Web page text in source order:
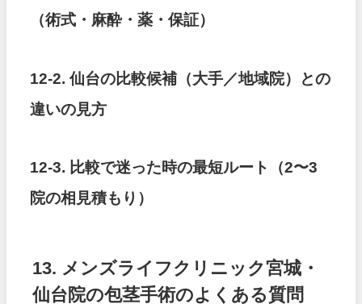
（術式・麻酔・薬・保証）
12-2. 仙台の比較候補（大手／地域院）との
違いの見方
12-3. 比較で迷った時の最短ルート（2〜3
院の相見積もり）
13. メンズライフクリニック宮城・
仙台院の包茎手術のよくある質問